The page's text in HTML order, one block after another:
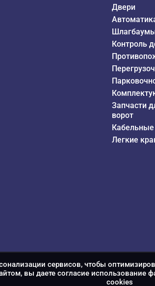
Двери
Контроль
Запчасти
ворот
Легкие
сервисов, чтобы
вы даете согласие
сookies